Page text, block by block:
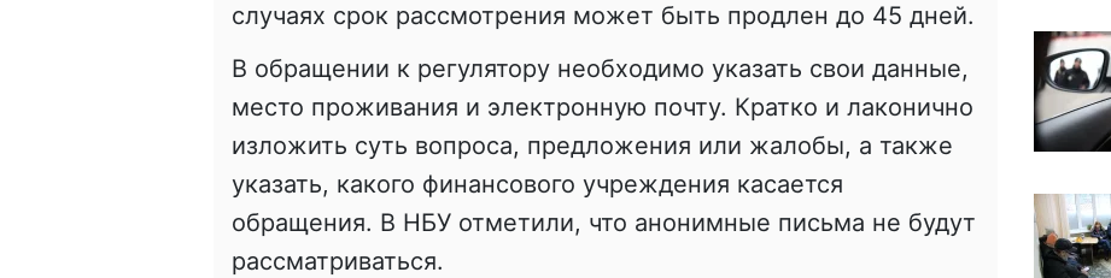
случаях срок рассмотрения может быть продлен до 45 дней.
В обращении к регулятору необходимо указать свои данные,
место проживания и электронную почту. Кратко и лаконично
изложить суть вопроса, предложения или жалобы, а также
указать, какого финансового учреждения касается
обращения. В НБУ отметили, что анонимные письма не будут
рассматриваться.